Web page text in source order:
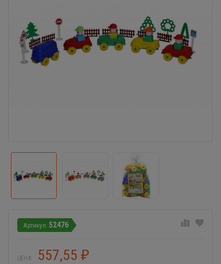
52476
ЦЕНА: 557,55 ₽